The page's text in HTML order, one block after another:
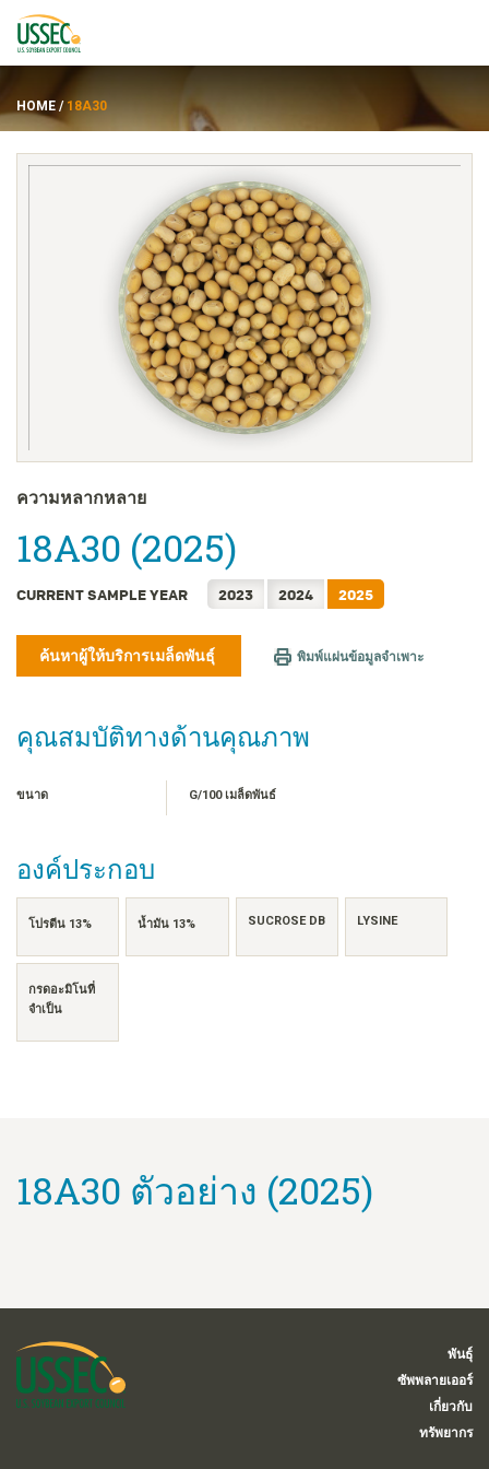
ซัพพลายเออร์
ENGLISH
FRANÇAIS
한국어
简体中文
TIẾNG VIỆT
HOME / 18A30
ความหลากหลาย
18A30 (2025)
CURRENT SAMPLE YEAR 2023 2024 2025
ค้นหาผู้ให้บริการเมล็ดพันธุ์ พิมพ์แผ่นข้อมูลจำเพาะ
คุณสมบัติทางด้านคุณภาพ
ขนาด G/100 เมล็ดพันธ์
องค์ประกอบ
โปรตีน 13% น้ำมัน 13% SUCROSE DB LYSINE
กรดอะมิโนที่
จำเป็น
18A30 ตัวอย่าง (2025)
พันธุ์
ซัพพลายเออร์
เกี่ยวกับ
ทรัพยากร